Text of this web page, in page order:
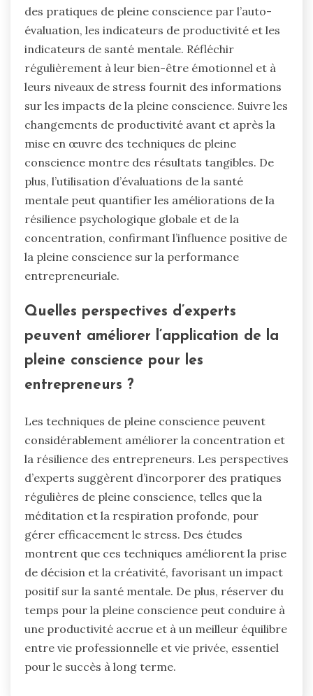
des pratiques de pleine conscience par l’auto-
évaluation, les indicateurs de productivité et les
indicateurs de santé mentale. Réfléchir
régulièrement à leur bien-être émotionnel et à
leurs niveaux de stress fournit des informations
sur les impacts de la pleine conscience. Suivre les
changements de productivité avant et après la
mise en œuvre des techniques de pleine
conscience montre des résultats tangibles. De
plus, l’utilisation d’évaluations de la santé
mentale peut quantifier les améliorations de la
résilience psychologique globale et de la
concentration, confirmant l’influence positive de
la pleine conscience sur la performance
entrepreneuriale.
Quelles perspectives d’experts
peuvent améliorer l’application de la
pleine conscience pour les
entrepreneurs ?
Les techniques de pleine conscience peuvent
considérablement améliorer la concentration et
la résilience des entrepreneurs. Les perspectives
d’experts suggèrent d’incorporer des pratiques
régulières de pleine conscience, telles que la
méditation et la respiration profonde, pour
gérer efficacement le stress. Des études
montrent que ces techniques améliorent la prise
de décision et la créativité, favorisant un impact
positif sur la santé mentale. De plus, réserver du
temps pour la pleine conscience peut conduire à
une productivité accrue et à un meilleur équilibre
entre vie professionnelle et vie privée, essentiel
pour le succès à long terme.